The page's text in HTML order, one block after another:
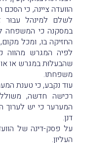
הוועדה ציינה, כי
לשלם למינהל עבוּר
במסקנה כי המשפחה
החזיקה בו, ומכל
לפיה המגרש מהווה
שהבעלוּת במגרש או או
משפחתו.
עוד נקבע, כי טענת
רכישה חדשה,
המערער כי יש לערוך
דנן.
על פסק-דינה של
העליון.